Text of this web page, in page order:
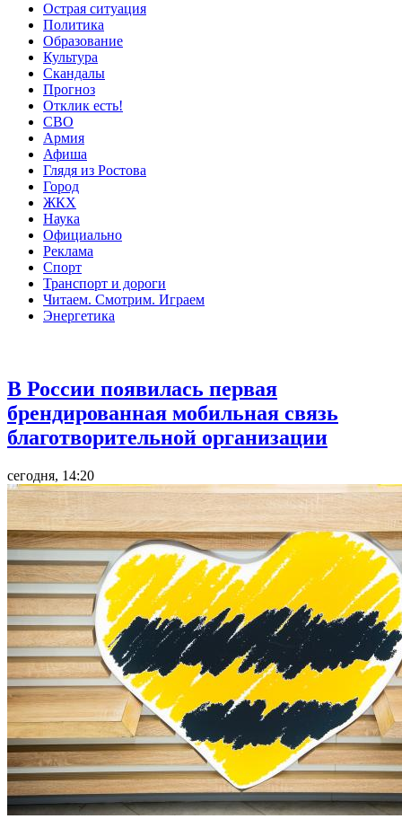
Острая ситуация
Политика
Образование
Культура
Скандалы
Прогноз
Отклик есть!
СВО
Армия
Афиша
Глядя из Ростова
Город
ЖКХ
Наука
Официально
Реклама
Спорт
Транспорт и дороги
Читаем. Смотрим. Играем
Энергетика
В России появилась первая
брендированная мобильная связь
благотворительной организации
сегодня, 14:20